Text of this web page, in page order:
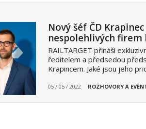
Nový šéf ČD
nespolehlivých
RAILTARGET přináší
ředitelem a předsedou
Krapincem. Jaké jsou jeho
05 / 05 / 2022 ROZHOVORY A